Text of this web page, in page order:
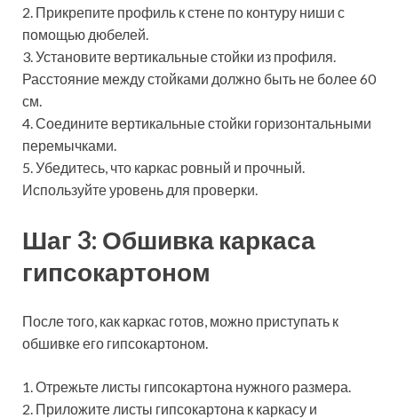
2. Прикрепите профиль к стене по контуру ниши с
помощью дюбелей.
3. Установите вертикальные стойки из профиля.
Расстояние между стойками должно быть не более 60
см.
4. Соедините вертикальные стойки горизонтальными
перемычками.
5. Убедитесь, что каркас ровный и прочный.
Используйте уровень для проверки.
Шаг 3: Обшивка каркаса
гипсокартоном
После того, как каркас готов, можно приступать к
обшивке его гипсокартоном.
1. Отрежьте листы гипсокартона нужного размера.
2. Приложите листы гипсокартона к каркасу и